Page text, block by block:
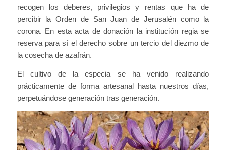
recogen los deberes, privilegios y rentas que ha de
percibir la Orden de San Juan de Jerusalén como la
corona. En esta acta de donación la institución regia se
reserva para sí el derecho sobre un tercio del diezmo de
la cosecha de azafrán.
El cultivo de la especia se ha venido realizando
prácticamente de forma artesanal hasta nuestros días,
perpetuándose generación tras generación.